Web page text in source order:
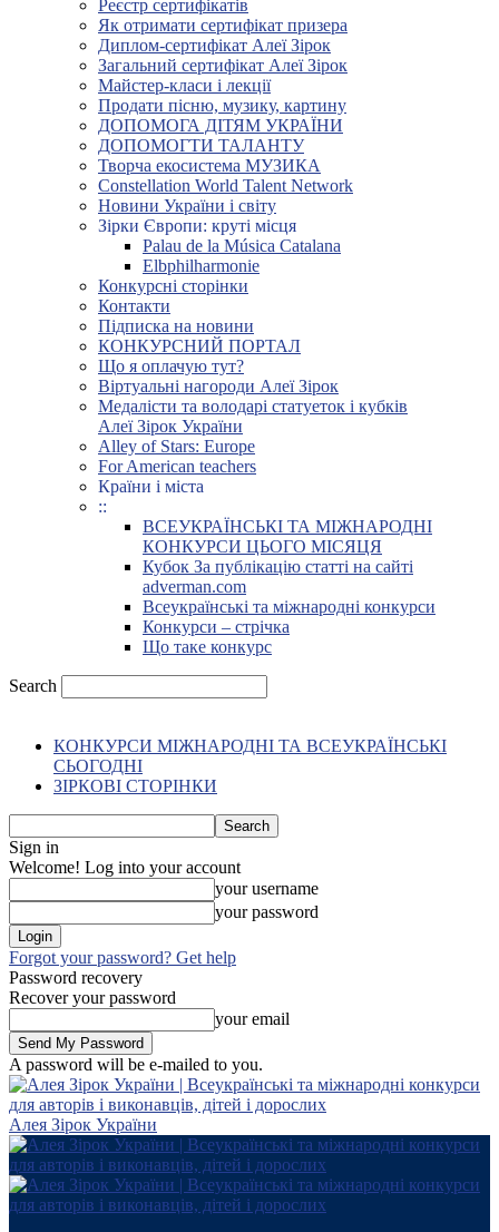
Реєстр сертифікатів
Як отримати сертифікат призера
Диплом-сертифікат Алеї Зірок
Загальний сертифікат Алеї Зірок
Майстер-класи і лекції
Продати пісню, музику, картину
ДОПОМОГА ДІТЯМ УКРАЇНИ
ДОПОМОГТИ ТАЛАНТУ
Творча екосистема МУЗИКА
Constellation World Talent Network
Новини України і світу
Зірки Європи: круті місця
Palau de la Música Catalana
Elbphilharmonie
Конкурсні сторінки
Контакти
Підписка на новини
КОНКУРСНИЙ ПОРТАЛ
Що я оплачую тут?
Віртуальні нагороди Алеї Зірок
Медалісти та володарі статуеток і кубків
Алеї Зірок України
Alley of Stars: Europe
For American teachers
Країни і міста
::
ВСЕУКРАЇНСЬКІ ТА МІЖНАРОДНІ
КОНКУРСИ ЦЬОГО МІСЯЦЯ
Кубок За публікацію статті на сайті
adverman.com
Всеукраїнські та міжнародні конкурси
Конкурси – стрічка
Що таке конкурс
Search
КОНКУРСИ МІЖНАРОДНІ ТА ВСЕУКРАЇНСЬКІ
СЬОГОДНІ
ЗІРКОВІ СТОРІНКИ
Sign in
Welcome! Log into your account
your username
your password
Forgot your password? Get help
Password recovery
Recover your password
your email
A password will be e-mailed to you.
Алея Зірок України